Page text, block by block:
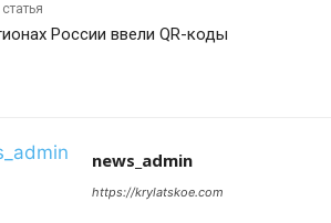
России ввели QR-коды
news_admin
https://krylatskoe.com